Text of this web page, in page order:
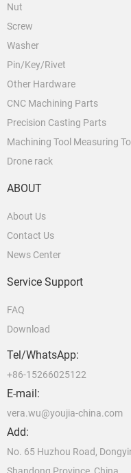
Nut
Screw
Washer
Pin/Key/Rivet
Other Hardware
CNC Machining Parts
Precision Casting Parts
Machining Tool Measuring
Drone rack
ABOUT
About Us
Contact Us
News Center
Service Support
FAQ
Download
Tel/WhatsApp:
+86-15266025122
E-mail:
vera.wu@youjia-china.com
Add:
No. 65 Huzhou Road,